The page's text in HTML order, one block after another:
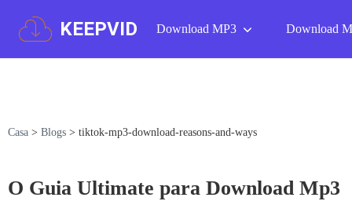
KEEPVID Download MP3 Download
Casa > Blogs > tiktok-mp3-download-reasons-and-ways
O Guia Ultimate para Download Mp3